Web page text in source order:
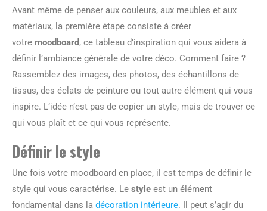
Avant même de penser aux couleurs, aux meubles et aux
matériaux, la première étape consiste à créer
votre moodboard, ce tableau d’inspiration qui vous aidera à
définir l’ambiance générale de votre déco. Comment faire ?
Rassemblez des images, des photos, des échantillons de
tissus, des éclats de peinture ou tout autre élément qui vous
inspire. L’idée n’est pas de copier un style, mais de trouver ce
qui vous plaît et ce qui vous représente.
Définir le style
Une fois votre moodboard en place, il est temps de définir le
style qui vous caractérise. Le style est un élément
fondamental dans la décoration intérieure. Il peut s’agir du